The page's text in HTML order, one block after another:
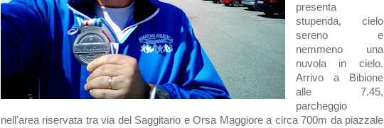
presenta
stupenda, cielo
sereno e
nemmeno una
nuvola in cielo.
Arrivo a Bibione
alle 7.45,
parcheggio
nell'area riservata tra via del Saggitario e Orsa Maggiore a circa 700m da piazzale